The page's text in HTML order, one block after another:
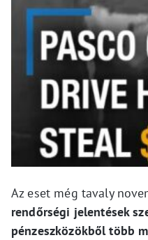
Az eset még tavaly
rendőrségi jelentések
pénzeszközökből több